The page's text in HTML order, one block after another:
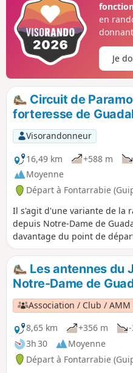
escarpée, voiliers, vaches,
pottoks. Avant ou après
oublier pas de visiter la
Guadalupe et son point de
d'Hendaye /Hondarribia et
en
Je
Circuit de
forteresse de
Visorandonneur
16,49 km
+588 m
Moyenne
Départ à Fontarrabie
Il s'agit d'une variante de la
depuis Notre-Dame de
davantage du point de
kilomètres, mais vous
sculptures de grès
également deux descentes
le monde, mais rien de trop
d'avoir manqué le virage de
trouvé que cela ajoutait
randonnée.
Les antennes du
Notre-Dame de
Association / Club / AMM
8,65 km
+356 m
3h 30
Moyenne
Départ à Fontarrabie